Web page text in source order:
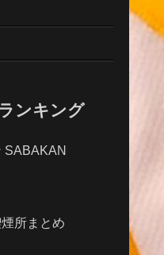
ンキング
SABAKAN
所まとめ